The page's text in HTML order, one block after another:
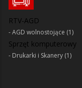
RTV-AGD
AGD wolnostojące (1)
Sprzęt komputerowy
Drukarki i Skanery (1)